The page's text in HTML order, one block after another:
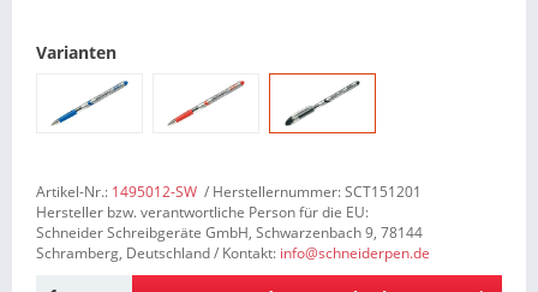
Varianten
Artikel-Nr.: 1495012-SW / Herstellernummer: SCT151201
Hersteller bzw. verantwortliche Person für die EU:
Schneider Schreibgeräte GmbH, Schwarzenbach 9, 78144
Schramberg, Deutschland / Kontakt: info@schneiderpen.de